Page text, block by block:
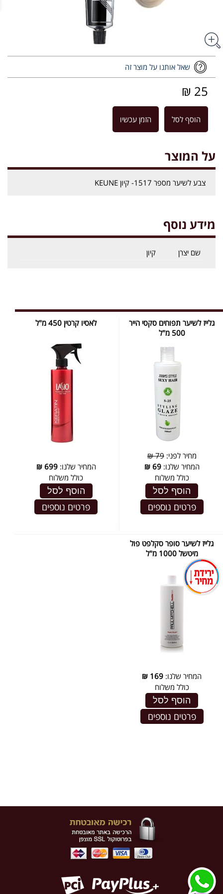
שאל אותנו על מוצר זה
25 ₪
הוסף לסל הזמן עכשיו
על המוצר
צבע לשיער מספר 1517- קיון KEUNE
מידע נוסף
שם יצרן קיון
גלייז לשיער תפוחים סקסי הייר
500 מ"ל
מחיר לפני:79 ₪
המחיר שלנו:69
₪
כולל משלוח
הוסף לסל
פרטים נוספים
לאסיו קרטין 450 מ"ל
המחיר שלנו:699
₪
כולל משלוח
הוסף לסל
פרטים נוספים
גלייז לשיער סופר סקלפט פול
מיטשל 1000 מ"ל
המחיר שלנו: 169
₪
כולל משלוח
הוסף לסל
פרטים נוספים